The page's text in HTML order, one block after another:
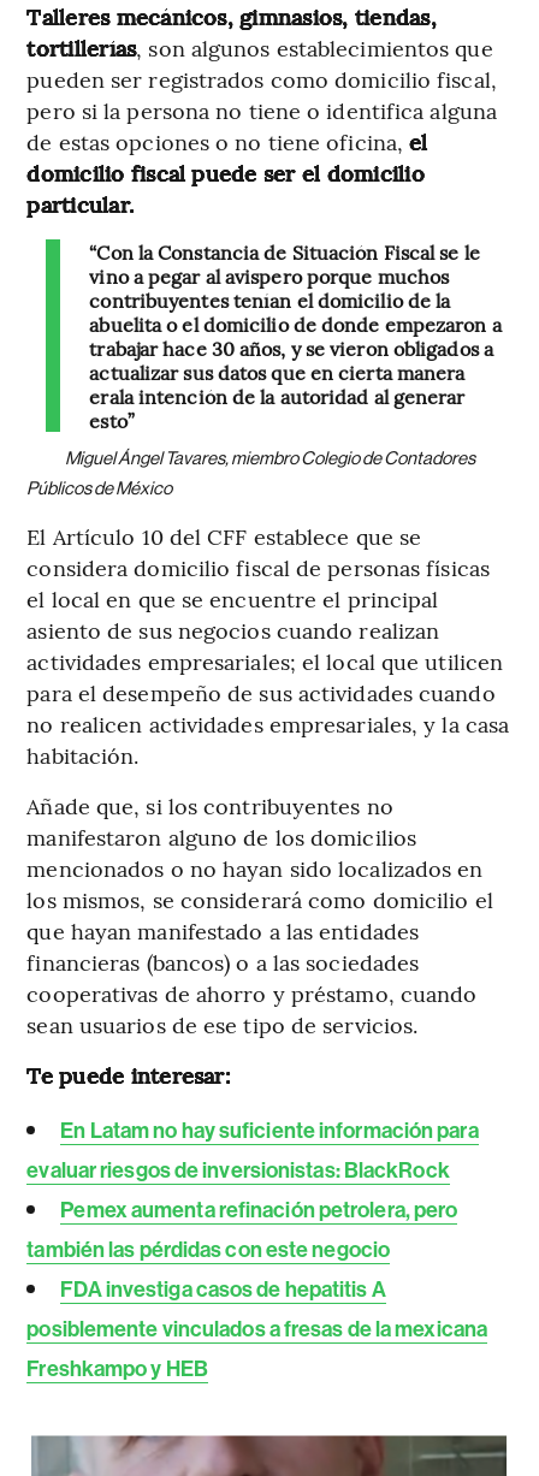
Talleres mecánicos, gimnasios, tiendas,
tortillerías, son algunos establecimientos que
pueden ser registrados como domicilio fiscal,
pero si la persona no tiene o identifica alguna
de estas opciones o no tiene oficina,el
domicilio fiscal puede ser el domicilio
particular.
“Con la Constancia de Situación Fiscal se le
vino a pegar al avispero porque muchos
contribuyentes tenían el domicilio de la
abuelita o el domicilio de donde empezaron a
trabajar hace 30 años, y se vieron obligados a
actualizar sus datos que en cierta manera
erala intención de la autoridad al generar
esto”
Miguel Ángel Tavares, miembro Colegio de Contadores
Públicos de México
El Artículo 10 del CFF establece que se
considera domicilio fiscal de personas físicas
el local en que se encuentre el principal
asiento de sus negocios cuando realizan
actividades empresariales; el local que utilicen
para el desempeño de sus actividades cuando
no realicen actividades empresariales, y la casa
habitación.
Añade que, si los contribuyentes no
manifestaron alguno de los domicilios
mencionados o no hayan sido localizados en
los mismos, se considerará como domicilio el
que hayan manifestado a las entidades
financieras (bancos) o a las sociedades
cooperativas de ahorro y préstamo, cuando
sean usuarios de ese tipo de servicios.
Te puede interesar:
En Latam no hay suficiente información para
evaluar riesgos de inversionistas: BlackRock
Pemex aumenta refinación petrolera, pero
también las pérdidas con este negocio
FDA investiga casos de hepatitis A
posiblemente vinculados a fresas de la mexicana
Freshkampo y HEB